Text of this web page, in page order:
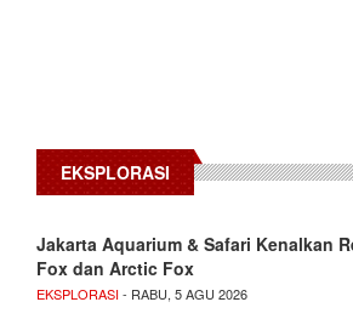
EKSPLORASI
Jakarta Aquarium & Safari Kenalkan
Fox dan Arctic Fox
EKSPLORASI- RABU, 5 AGU 2026